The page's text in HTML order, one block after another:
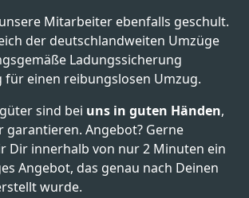
Mitarbeiter ebenfalls geschult.
der deutschlandweiten Umzüge
Ladungssicherung
für einen reibungslosen Umzug.
sind bei uns in guten Händen,
garantieren. Angebot? Gerne
Dir innerhalb von nur 2 Minuten ein
Angebot, das genau nach Deinen
wurde.